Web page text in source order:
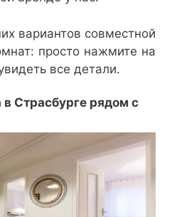
вариантов совместной
просто нажмите на
все детали.
Страсбурге рядом с